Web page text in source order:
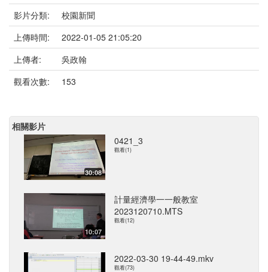
影片分類:
校園新聞
上傳時間:
2022-01-05 21:05:20
上傳者:
吳政翰
觀看次數:
153
相關影片
30:08
0421_3
觀看(1)
10:07
計量經濟學一一般教室
2023120710.MTS
觀看(12)
2022-03-30 19-44-49.mkv
觀看(73)